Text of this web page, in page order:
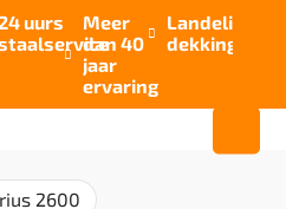
uurs

Meer
dan 40
jaar
ervaring

Landelijke
dekking
2600